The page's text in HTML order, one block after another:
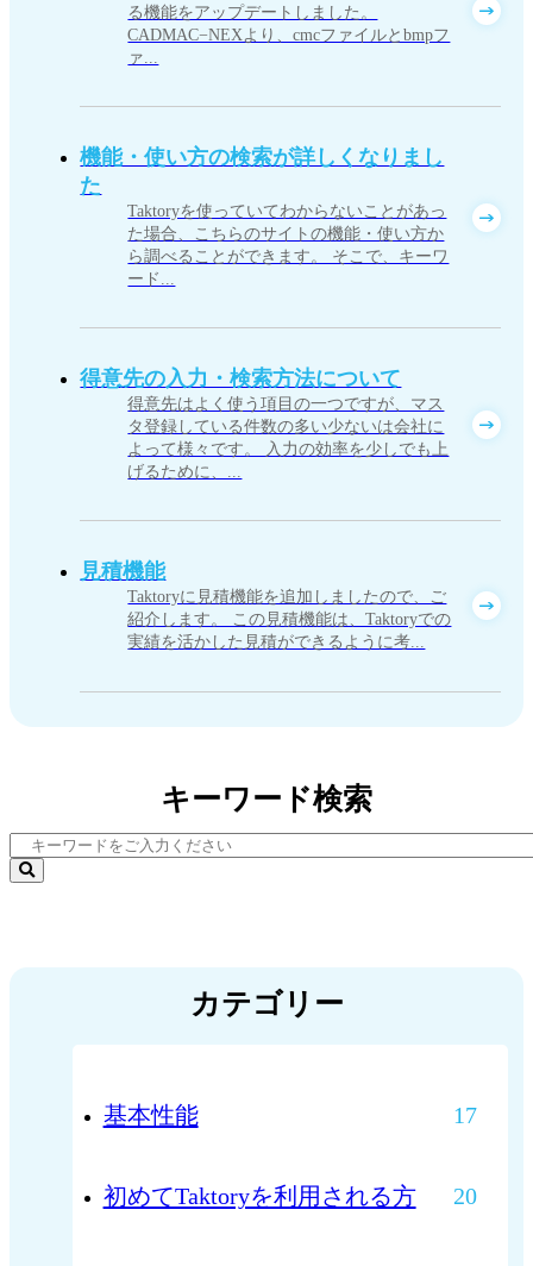
る機能をアップデートしました。
CADMAC−NEXより、cmcファイルとbmpフ
ァ...
機能・使い方の検索が詳しくなりまし
た
Taktoryを使っていてわからないことがあっ
た場合、こちらのサイトの機能・使い方か
ら調べることができます。 そこで、キーワ
ード...
得意先の入力・検索方法について
得意先はよく使う項目の一つですが、マス
タ登録している件数の多い少ないは会社に
よって様々です。 入力の効率を少しでも上
げるために、...
見積機能
Taktoryに見積機能を追加しましたので、ご
紹介します。 この見積機能は、Taktoryでの
実績を活かした見積ができるように考...
キーワード検索
カテゴリー
基本性能 17
初めてTaktoryを利用される方 20